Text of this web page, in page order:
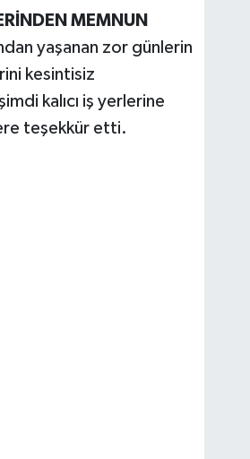
MEMNUN
yaşanan zor günlerin
kesintisiz
kalıcı iş yerlerine
teşekkür etti.